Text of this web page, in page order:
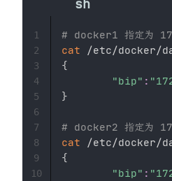
# docker1 指定为
cat
{
"bip" :
}
# docker2 指定为
cat
{
"bip" :
1
2
3
4
5
6
7
8
9
10